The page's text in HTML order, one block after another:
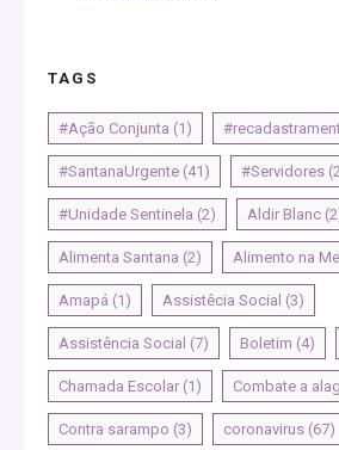
TAGS
#Ação Conjunta (1)
#SantanaUrgente (41) #Servidores
#Unidade Sentinela (2) Aldir Blanc
Alimenta Santana (2) Alimento na
Amapá (1) Assistêcia Social (3)
Assistência Social (7) Boletim (4)
Chamada Escolar (1) Combate a
Contra sarampo (3) coronavirus (67)